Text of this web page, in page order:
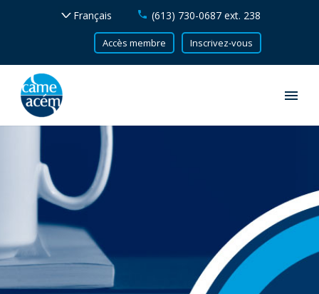
(613) 730-0687 ext. 238
Accès membre Inscrivez-vous